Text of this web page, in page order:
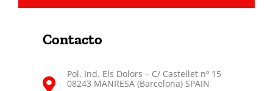
Contacto
Pol. Ind. Els Dolors – C/ Castellet nº 15
08243 MANRESA (Barcelona) SPAIN